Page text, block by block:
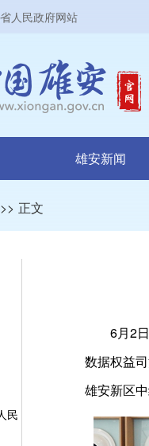
人民政府网站
雄安新闻
>> 正文
民
6月2日
数据权益
雄安新区